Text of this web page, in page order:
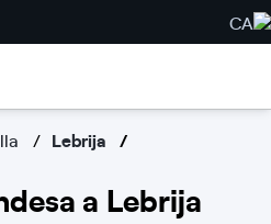
CA
Lebrija
a Lebrija